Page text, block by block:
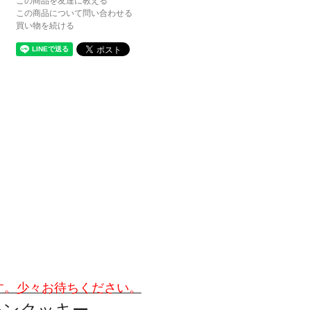
この商品について問い合わせる
買い物を続ける
少々お待ちください。